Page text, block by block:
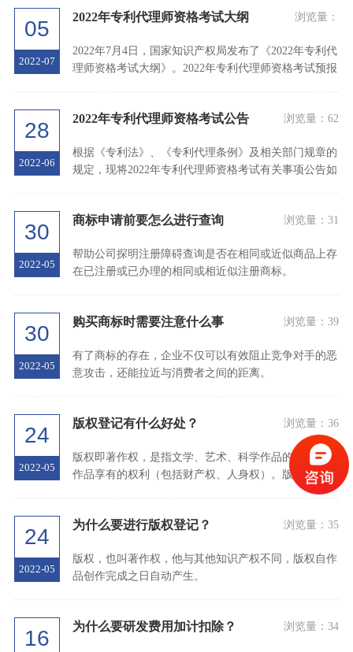
05
2022-07
2022年专利代理师资格考试大纲 浏览量：
2022年7月4日，国家知识产权局发布了《2022年专利代
理师资格考试大纲》。2022年专利代理师资格考试预报
28
2022-06
2022年专利代理师资格考试公告 浏览量： 62
根据《专利法》、《专利代理条例》及相关部门规章的
规定，现将2022年专利代理师资格考试有关事项公告如
30
2022-05
商标申请前要怎么进行查询 浏览量： 31
帮助公司探明注册障碍查询是否在相同或近似商品上存
在已注册或已办理的相同或相近似注册商标。
30
2022-05
购买商标时需要注意什么事 浏览量： 39
有了商标的存在，企业不仅可以有效阻止竞争对手的恶
意攻击，还能拉近与消费者之间的距离。
24
2022-05
版权登记有什么好处？ 浏览量： 36
版权即著作权，是指文学、艺术、科学作品的作者对其
作品享有的权利（包括财产权、人身权）。版权是知识
24
2022-05
为什么要进行版权登记？ 浏览量： 35
版权，也叫著作权，他与其他知识产权不同，版权自作
品创作完成之日自动产生。
16 为什么要研发费用加计扣除？ 浏览量： 34